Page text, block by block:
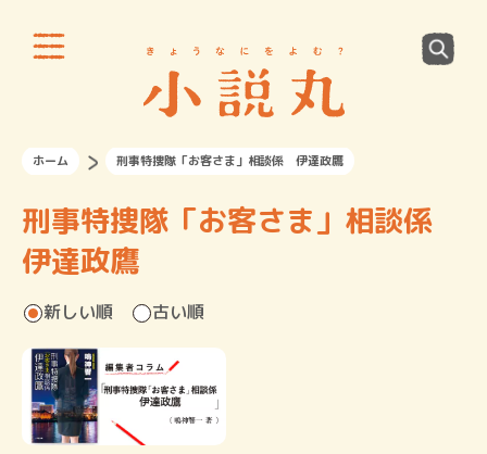
ホーム 刑事特捜隊「お客さま」相談係 伊達政鷹
刑事特捜隊「お客さま」相談係
伊達政鷹
新しい順 古い順